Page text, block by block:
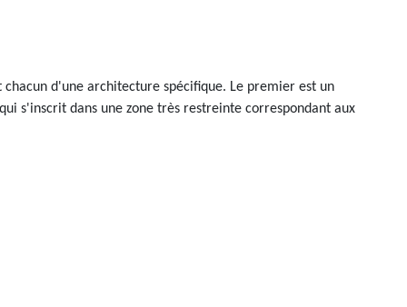
d'une architecture spécifique. Le premier est un
s'inscrit dans une zone très restreinte correspondant aux